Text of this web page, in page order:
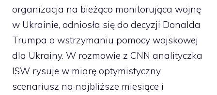
organizacja na bieżąco monitorująca wojnę
w Ukrainie, odniosła się do decyzji Donalda
Trumpa o wstrzymaniu pomocy wojskowej
dla Ukrainy. W rozmowie z CNN analityczka
ISW rysuje w miarę optymistyczny
scenariusz na najbliższe miesiące i